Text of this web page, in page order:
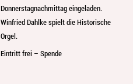
Donnerstagnachmittag eingeladen.
Winfried Dahlke spielt die Historische
Orgel.
Eintritt frei – Spende